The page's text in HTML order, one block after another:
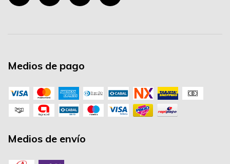
Medios de pago
Medios de envío